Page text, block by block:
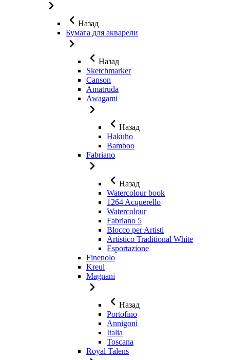
Назад
Бумага для акварели
Назад
Sketchmarker
Canson
Amatruda
Awagami
Назад
Hakuho
Bamboo
Fabriano
Назад
Watercolour book
1264 Acquerello
Watercolour
Fabriano 5
Blocco per Artisti
Artistico Traditional White
Esportazione
Finenolo
Kreul
Magnani
Назад
Portofino
Annigoni
Italia
Toscana
Royal Talens